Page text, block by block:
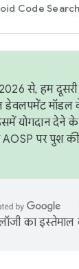
Code Search
से, हम दूसरी
डेवलपमेंट मॉडल
योगदान देने के
AOSP पर पुश
का